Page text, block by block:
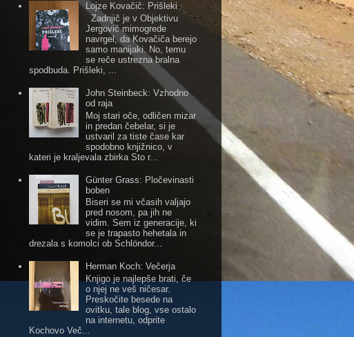
Lojze Kovačič: Prišleki
Zadnjič je v Objektivu
Jergović mimogrede
navrgel, da Kovačiča berejo
samo manijaki. No, temu
se reče ustrezna bralna
spodbuda. Prišleki, ...
John Steinbeck: Vzhodno
od raja
Moj stari oče, odličen mizar
in predan čebelar, si je
ustvaril za tiste čase kar
spodobno knjižnico, v
kateri je kraljevala zbirka Sto r...
Günter Grass: Pločevinasti
boben
Biseri se mi včasih valjajo
pred nosom, pa jih ne
vidim. Sem iz generacije, ki
se je trapasto hehetala in
drezala s komolci ob Schlöndor...
Herman Koch: Večerja
Knjigo je najlepše brati, če
o njej ne veš ničesar.
Preskočite besede na
ovitku, tale blog, vse ostalo
na internetu, odprite
Kochovo Več...